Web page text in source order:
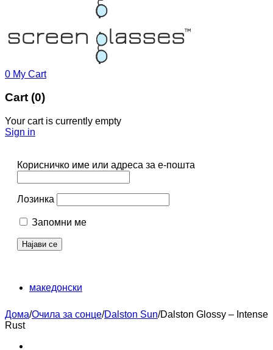
0 My Cart
Cart (0)
Your cart is currently empty
Sign in
Корисничко име или адреса за е-пошта
Лозинка
Запомни ме
македонски
Дома/Очила за сонце/Dalston Sun/Dalston Glossy – Intense
Rust